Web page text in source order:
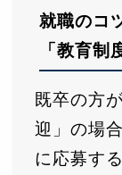
就職のコ
「教育制
既卒の方
迎」の場
に応募す